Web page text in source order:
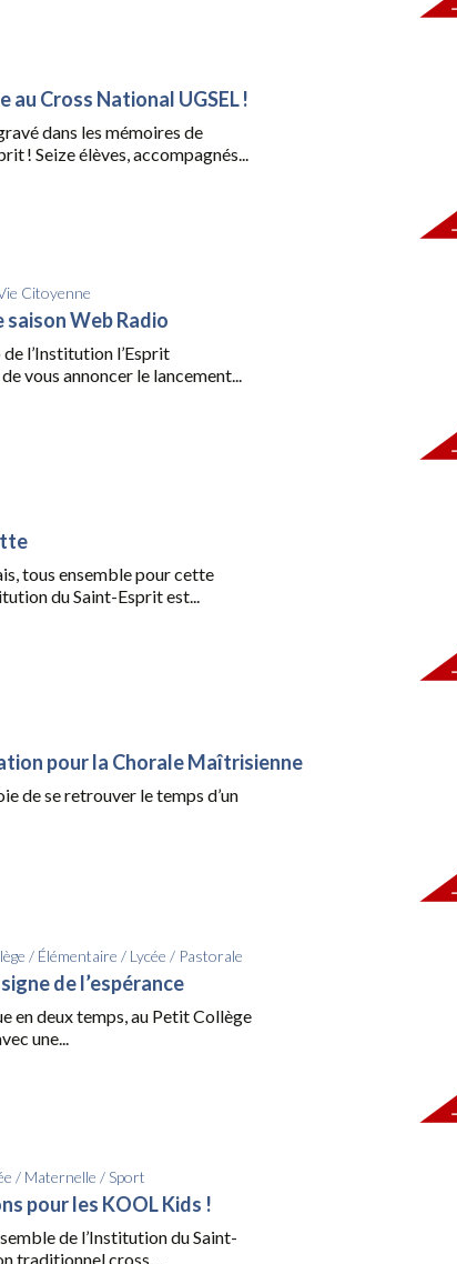
Cross National UGSEL !
dans les mémoires de
! Seize élèves, accompagnés...
Citoyenne
Web Radio
de l’Institution l’Esprit
vous annoncer le lancement...
tous ensemble pour cette
du Saint-Esprit est...
pour la Chorale Maîtrisienne
de se retrouver le temps d’un
/ Élémentaire / Lycée / Pastorale
de l’espérance
en deux temps, au Petit Collège
une...
/ Maternelle / Sport
pour les KOOL Kids !
de l’Institution du Saint-
traditionnel cross....